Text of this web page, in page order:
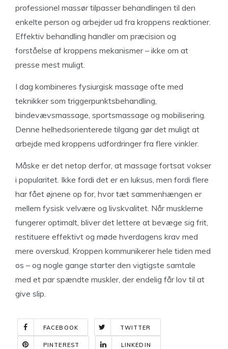
professionel massør tilpasser behandlingen til den
enkelte person og arbejder ud fra kroppens reaktioner.
Effektiv behandling handler om præcision og
forståelse af kroppens mekanismer – ikke om at
presse mest muligt.
I dag kombineres fysiurgisk massage ofte med
teknikker som triggerpunktsbehandling,
bindevævsmassage, sportsmassage og mobilisering.
Denne helhedsorienterede tilgang gør det muligt at
arbejde med kroppens udfordringer fra flere vinkler.
Måske er det netop derfor, at massage fortsat vokser
i popularitet. Ikke fordi det er en luksus, men fordi flere
har fået øjnene op for, hvor tæt sammenhængen er
mellem fysisk velvære og livskvalitet. Når musklerne
fungerer optimalt, bliver det lettere at bevæge sig frit,
restituere effektivt og møde hverdagens krav med
mere overskud. Kroppen kommunikerer hele tiden med
os – og nogle gange starter den vigtigste samtale
med et par spændte muskler, der endelig får lov til at
give slip.
FACEBOOK TWITTER
PINTEREST LINKEDIN